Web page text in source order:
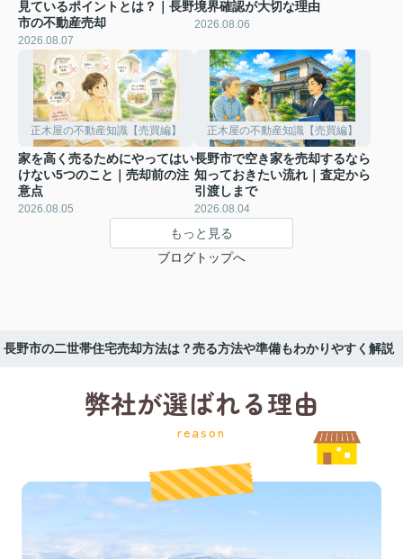
見ているポイントとは？｜長野
市の不動産売却
2026.08.07
境界確認が大切な理由
2026.08.06
正木屋の不動産知識【売買編】
家を高く売るためにやってはい
けない5つのこと｜売却前の注
意点
2026.08.05
正木屋の不動産知識【売買編】
長野市で空き家を売却するなら
知っておきたい流れ｜査定から
引渡しまで
2026.08.04
もっと見る
ブログトップへ
長野市の二世帯住宅売却方法は？売る方法や準備もわかりやすく解説
弊社が選ばれる理由
reason